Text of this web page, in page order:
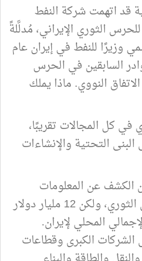
قد اتهمت شركة النفط
الثوري الإيراني، مُدلَّلةً
وزيرًا للنفط في إيران عام
السابقين في الحرس
النووي. ماذا يملك
كل المجالات تقريبًا،
التحتية والإنشاءات
الكشف عن المعلومات
الاقتصادية الخاصة بالحرس الثوري، ولكن 12 مليار دولار
المحلي لإيران.
الكبرى وقطاعات